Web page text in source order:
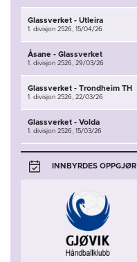
Glassverket - Utleira
1. divisjon 2526, 15/04/26
Åsane - Glassverket
1. divisjon 2526, 29/03/26
Glassverket - Trondheim TH
1. divisjon 2526, 22/03/26
Glassverket - Volda
1. divisjon 2526, 15/03/26
INNBYRDES OPPGJØR